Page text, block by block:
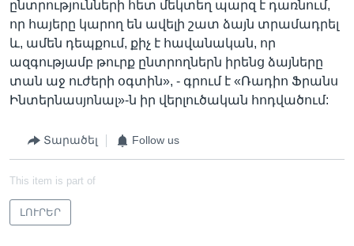
ընտրությունների հետ մեկտեղ պարզ է դառնում,
որ հայերը կարող են ավելի շատ ձայն տրամադրել
և, ամեն դեպքում, քիչ է հավանական, որ
ազգությամբ թուրք ընտրողներն իրենց ձայները
տան աջ ուժերի օգտին», - գրում է «Ռադիո Ֆրանս
Ինտերնասյոնալ»-ն իր վերլուծական հոդվածում:
Տարածել Follow us
This item is part of
ԼՈՒՐԵՐ